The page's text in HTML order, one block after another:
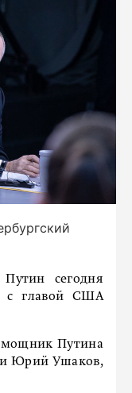
сегодня
с главой США
Путина
Юрий Ушаков,